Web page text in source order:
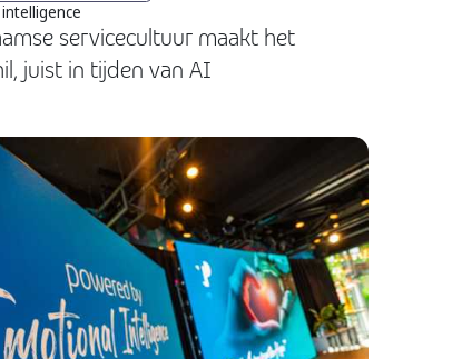
servicecultuur maakt het
juist in tijden van AI